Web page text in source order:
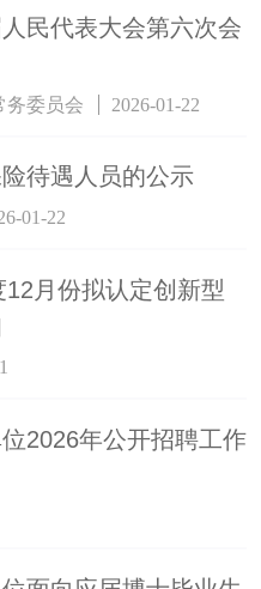
民代表大会第六次会
务委员会 2026-01-22
待遇人员的公示
01-22
月份拟认定创新型
2026年公开招聘工作